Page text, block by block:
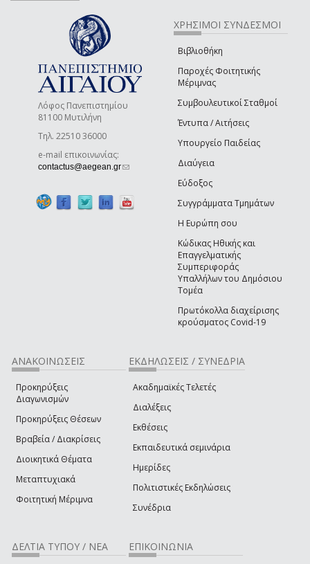
Λόφος Πανεπιστημίου
81100 Μυτιλήνη
Τηλ. 22510 36000
e-mail επικοινωνίας:
contactus@aegean.gr(link sends e-mail)
ΧΡΗΣΙΜΟΙ ΣΥΝΔΕΣΜΟΙ
Βιβλιοθήκη
Παροχές Φοιτητικής
Μέριμνας
Συμβουλευτικοί Σταθμοί
Έντυπα / Αιτήσεις
Υπουργείο Παιδείας
Διαύγεια
Εύδοξος
Συγγράμματα Τμημάτων
Η Ευρώπη σου
Κώδικας Ηθικής και
Επαγγελματικής
Συμπεριφοράς
Υπαλλήλων του Δημόσιου
Τομέα
Πρωτόκολλα διαχείρισης
κρούσματος Covid-19
ΑΝΑΚΟΙΝΩΣΕΙΣ
Προκηρύξεις
Διαγωνισμών
Προκηρύξεις Θέσεων
Βραβεία / Διακρίσεις
Διοικητικά Θέματα
Μεταπτυχιακά
Φοιτητική Μέριμνα
ΕΚΔΗΛΩΣΕΙΣ / ΣΥΝΕΔΡΙΑ
Ακαδημαϊκές Τελετές
Διαλέξεις
Εκθέσεις
Εκπαιδευτικά σεμινάρια
Ημερίδες
Πολιτιστικές Εκδηλώσεις
Συνέδρια
ΔΕΛΤΙΑ ΤΥΠΟΥ / ΝΕΑ ΕΠΙΚΟΙΝΩΝΙΑ